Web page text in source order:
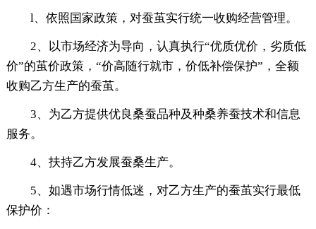
l、依照国家政策，对蚕茧实行统一收购经营管理。
2、以市场经济为导向，认真执行“优质优价，劣质低
价”的茧价政策，“价高随行就市，价低补偿保护”，全额
收购乙方生产的蚕茧。
3、为乙方提供优良桑蚕品种及种桑养蚕技术和信息
服务。
4、扶持乙方发展蚕桑生产。
5、如遇市场行情低迷，对乙方生产的蚕茧实行最低
保护价：